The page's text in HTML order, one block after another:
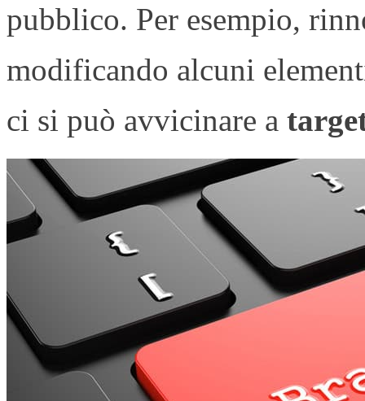
pubblico. Per esempio,
modificando alcuni
ci si può avvicinare a